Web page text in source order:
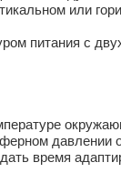
или
питания с
давлении
время